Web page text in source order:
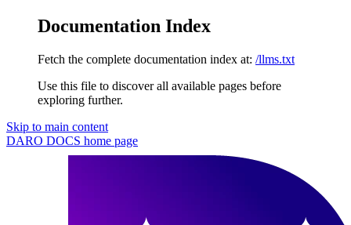
Documentation Index
Fetch the complete documentation index at: /llms.txt
Use this file to discover all available pages before
exploring further.
Skip to main content
DARO DOCS home page